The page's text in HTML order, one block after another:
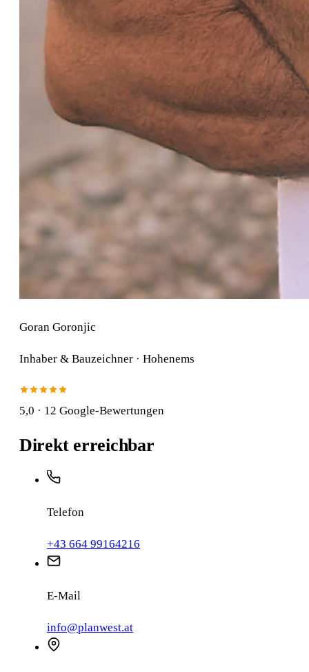
Goran Goronjic
Inhaber & Bauzeichner · Hohenems
5,0 · 12 Google-Bewertungen
Direkt erreichbar
Telefon
+43 664 99164216
E-Mail
info@planwest.at